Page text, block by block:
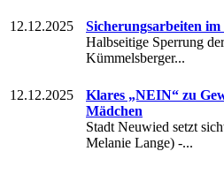
12.12.2025
Sicherungsarbeiten
Halbseitige Sperrung
Kümmelsberger...
12.12.2025
Klares „NEIN“ zu
Mädchen
Stadt Neuwied setzt
Melanie Lange) -...